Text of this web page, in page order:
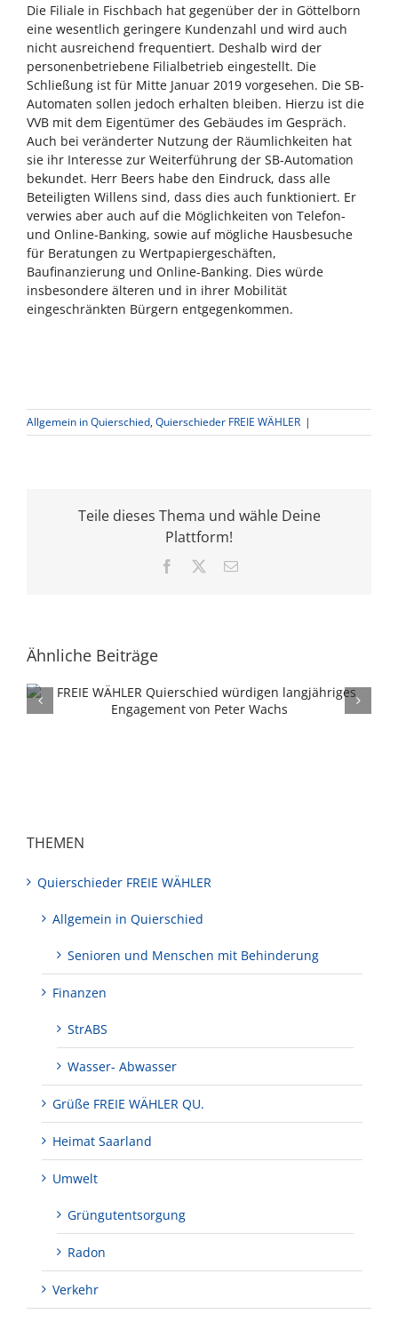
Die Filiale in Fischbach hat gegenüber der in Göttelborn
eine wesentlich geringere Kundenzahl und wird auch
nicht ausreichend frequentiert. Deshalb wird der
personenbetriebene Filialbetrieb eingestellt. Die
Schließung ist für Mitte Januar 2019 vorgesehen. Die SB-
Automaten sollen jedoch erhalten bleiben. Hierzu ist die
VVB mit dem Eigentümer des Gebäudes im Gespräch.
Auch bei veränderter Nutzung der Räumlichkeiten hat
sie ihr Interesse zur Weiterführung der SB-Automation
bekundet. Herr Beers habe den Eindruck, dass alle
Beteiligten Willens sind, dass dies auch funktioniert. Er
verwies aber auch auf die Möglichkeiten von Telefon-
und Online-Banking, sowie auf mögliche Hausbesuche
für Beratungen zu Wertpapiergeschäften,
Baufinanzierung und Online-Banking. Dies würde
insbesondere älteren und in ihrer Mobilität
eingeschränkten Bürgern entgegenkommen.
Allgemein in Quierschied, Quierschieder FREIE WÄHLER |
Teile dieses Thema und wähle Deine
Plattform!
Facebook
E-
Ähnliche Beiträge
Verwaltung sowie CDU/SPD sehen keine
THEMEN
Quierschieder FREIE WÄHLER
Allgemein in Quierschied
Senioren und Menschen mit Behinderung
Finanzen
StrABS
Wasser- Abwasser
Grüße FREIE WÄHLER QU.
Heimat Saarland
Umwelt
Grüngutentsorgung
Radon
Verkehr